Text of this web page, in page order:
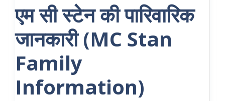
एम सी स्टेन की पारिवारिक
जानकारी (MC Stan
Family
Information)